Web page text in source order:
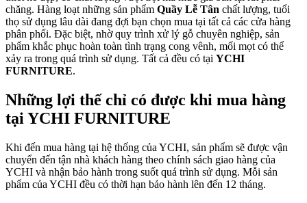
chăng. Hàng loạt những sản phẩm Quầy Lễ Tân chất lượng, tuổi
thọ sử dụng lâu dài đang đợi bạn chọn mua tại tất cả các cửa hàng
phân phối. Đặc biệt, nhờ quy trình xử lý gỗ chuyên nghiệp, sản
phẩm khắc phục hoàn toàn tình trạng cong vênh, mối mọt có thể
xảy ra trong quá trình sử dụng. Tất cả đều có tại YCHI
FURNITURE.
Những lợi thế chỉ có được khi mua hàng
tại YCHI FURNITURE
Khi đến mua hàng tại hệ thống của YCHI, sản phẩm sẽ được vận
chuyển đến tận nhà khách hàng theo chính sách giao hàng của
YCHI và nhận bảo hành trong suốt quá trình sử dụng. Mỗi sản
phẩm của YCHI đều có thời hạn bảo hành lên đến 12 tháng.